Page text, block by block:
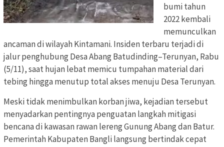
bumi tahun
2022 kembali
memunculkan
ancaman di wilayah Kintamani. Insiden terbaru terjadi di
jalur penghubung Desa Abang Batudinding–Terunyan, Rabu
(5/11), saat hujan lebat memicu tumpahan material dari
tebing hingga menutup total akses menuju Desa Terunyan.
Meski tidak menimbulkan korban jiwa, kejadian tersebut
menyadarkan pentingnya penguatan langkah mitigasi
bencana di kawasan rawan lereng Gunung Abang dan Batur.
Pemerintah Kabupaten Bangli langsung bertindak cepat